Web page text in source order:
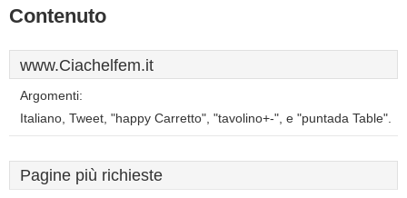
Contenuto
www.Ciachelfem.it
Argomenti:
Italiano, Tweet, "happy Carretto", "tavolino+-", e "puntada Table".
Pagine più richieste